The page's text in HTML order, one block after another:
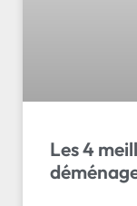
Les 4